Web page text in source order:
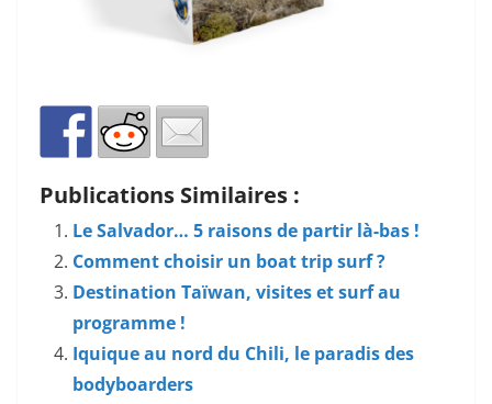
Publications Similaires :
Le Salvador… 5 raisons de partir là-bas !
Comment choisir un boat trip surf ?
Destination Taïwan, visites et surf au
programme !
Iquique au nord du Chili, le paradis des
bodyboarders